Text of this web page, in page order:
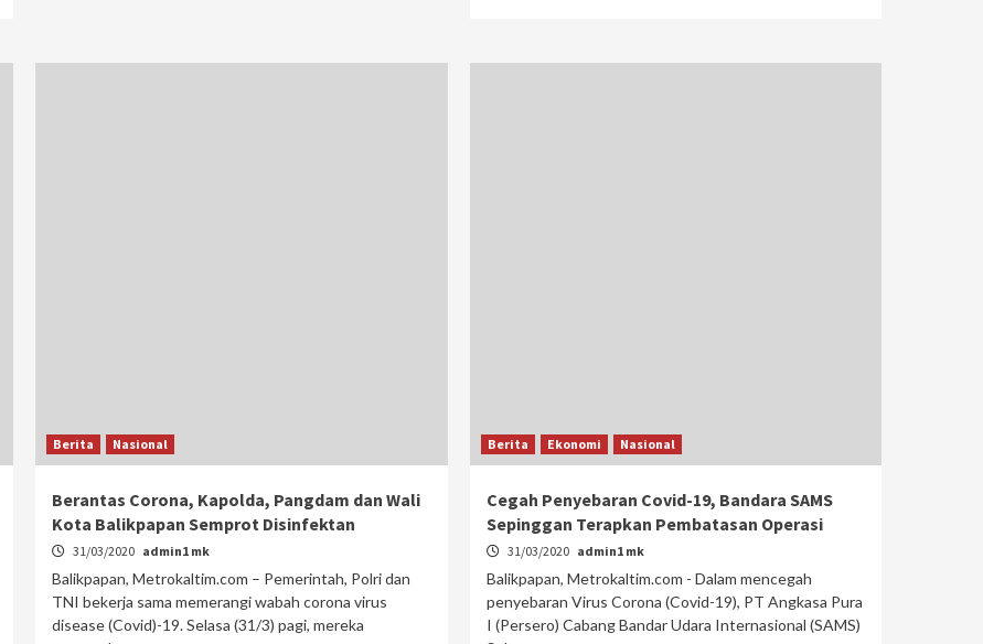
Berita Nasional
Berantas Corona, Kapolda, Pangdam dan Wali
Kota Balikpapan Semprot Disinfektan
31/03/2020 admin1 mk
Balikpapan, Metrokaltim.com – Pemerintah, Polri dan
TNI bekerja sama memerangi wabah corona virus
disease (Covid)-19. Selasa (31/3) pagi, mereka
Berita Ekonomi Nasional
Cegah Penyebaran Covid-19, Bandara SAMS
Sepinggan Terapkan Pembatasan Operasi
31/03/2020 admin1 mk
Balikpapan, Metrokaltim.com - Dalam mencegah
penyebaran Virus Corona (Covid-19), PT Angkasa Pura
I (Persero) Cabang Bandar Udara Internasional (SAMS)